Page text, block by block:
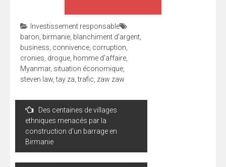
Investissement responsable
baron birmanie blanchiment d'argent
business connivence corruption
cronies drogue homme d'affaire
Myanmar, situation économique
steven law ,tay za ,trafic zaw zaw
Navigation
l’article
Des centaines de villages
ethniques menacés par la
construction d’un barrage en
Birmanie